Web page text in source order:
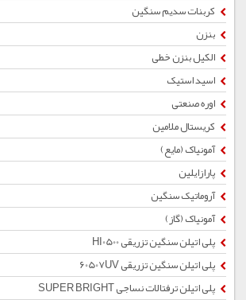
کربنات سدیم سنگین
بنزن
الکیل بنزن خطی
اسید استیک
اوره صنعتی
کریستال ملامین
آمونیاک (مایع)
پارازایلین
آروماتیک سنگین
آمونیاک (گاز)
پلی اتیلن سنگین تزریقی HI0500
پلی اتیلن سنگین تزریقی 60507UV
پلی اتیلن ترفتالات نساجی SUPER BRIGHT